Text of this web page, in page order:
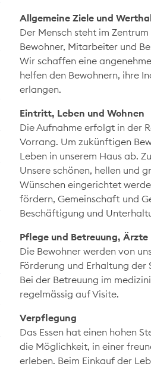
Allgemeine Ziele und
Der Mensch steht im Zentrum
Bewohner, Mitarbeiter und
Wir schaffen eine
helfen den Bewohnern, ihre
erlangen.
Eintritt, Leben und Wohnen
Die Aufnahme erfolgt in der
Vorrang. Um zukünftigen
Leben in unserem Haus ab.
Unsere schönen, hellen und
Wünschen eingerichtet
fördern, Gemeinschaft und
Beschäftigung und
Pflege und Betreuung, Ärzte
Die Bewohner werden von
Förderung und Erhaltung
Bei der Betreuung im
regelmässig auf Visite.
Verpflegung
Das Essen hat einen hohen
die Möglichkeit, in einer
erleben. Beim Einkauf der